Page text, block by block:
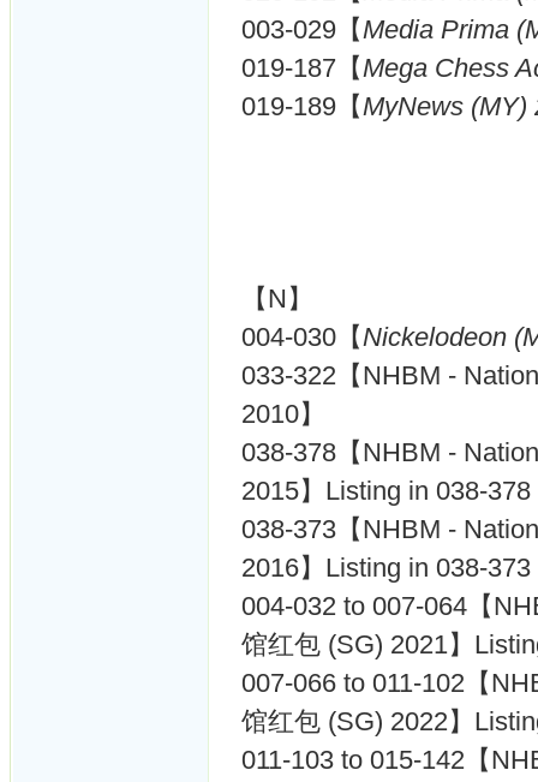
003-029【Media Prima
019-187【Mega Chess
019-189【MyNews (MY)
【N】
004-030【Nickelodeon
033-322【NHBM -
2010】
038-378【NHBM -
2015】Listing in 038-378
038-373【NHBM -
2016】Listing in 038-373
004-032 to 007-064【
馆红包 (SG) 2021】
007-066 to 011-102【
馆红包 (SG) 2022】
011-103 to 015-142【